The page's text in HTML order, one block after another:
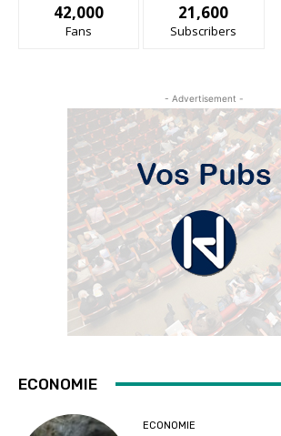
42,000
Fans
21,600
Subscribers
- Advertisement -
ECONOMIE
ECONOMIE